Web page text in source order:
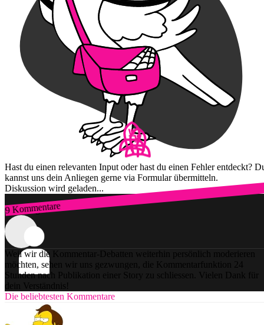
Hast du einen relevanten Input oder hast du einen Fehler entdeckt?
kannst uns dein Anliegen gerne via Formular übermitteln.
Diskussion wird geladen...
9 Kommentare
Zum Login
Weil wir die Kommentar-Debatten weiterhin persönlich moderieren
möchten, sehen wir uns gezwungen, die Kommentarfunktion 24
Stunden nach Publikation einer Story zu schliessen. Vielen Dank für
dein Verständnis!
Die beliebtesten Kommentare